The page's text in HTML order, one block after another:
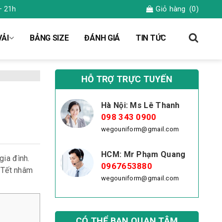
21h Giỏ hàng (0)
BẢNG SIZE ĐÁNH GIÁ TIN TỨC
đình.
nhâm
HỖ TRỢ TRỰC TUYẾN
Hà Nội: Ms Lê Thanh
098 343 0900
wegouniform@gmail.com
HCM: Mr Phạm Quang
0967653880
wegouniform@gmail.com